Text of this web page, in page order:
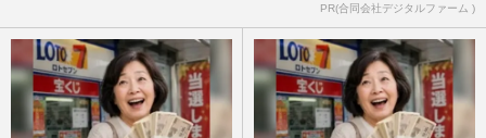
PR(合同会社デジタルファーム )